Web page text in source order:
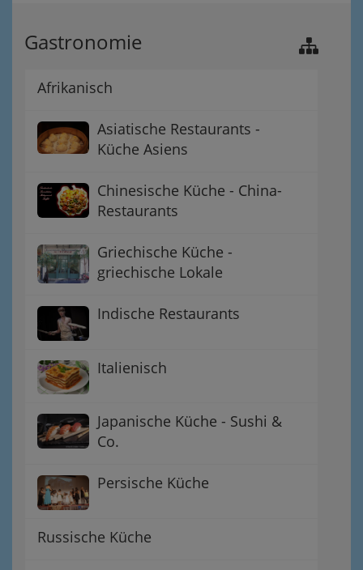
Gastronomie
Afrikanisch
Asiatische Restaurants -
Küche Asiens
Chinesische Küche - China-
Restaurants
Griechische Küche -
griechische Lokale
Indische Restaurants
Italienisch
Japanische Küche - Sushi &
Co.
Persische Küche
Russische Küche